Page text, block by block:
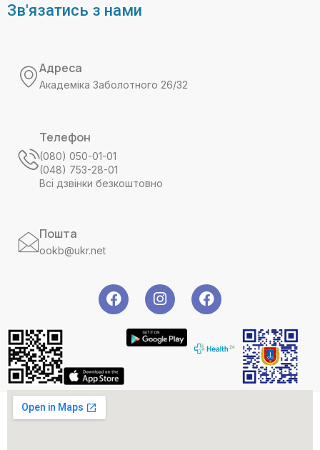
Зв'язатись з нами
Адреса
Академіка Заболотного 26/32
Телефон
(080) 050-01-01
(048) 753-28-01
Всі дзвінки безкоштовно
Пошта
ookb@ukr.net